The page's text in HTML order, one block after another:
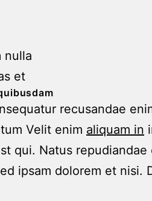
nulla
et
recusandae
Velit enim aliquam in
qui. Natus repudiandae
ipsam dolorem et nisi.